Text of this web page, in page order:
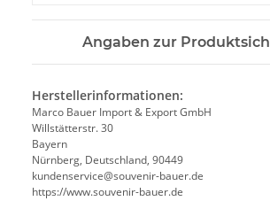
Angaben zur
Herstellerinformationen:
Marco Bauer Import & Export GmbH
Willstätterstr. 30
Bayern
Nürnberg, Deutschland, 90449
kundenservice@souvenir-bauer.de
https://www.souvenir-bauer.de